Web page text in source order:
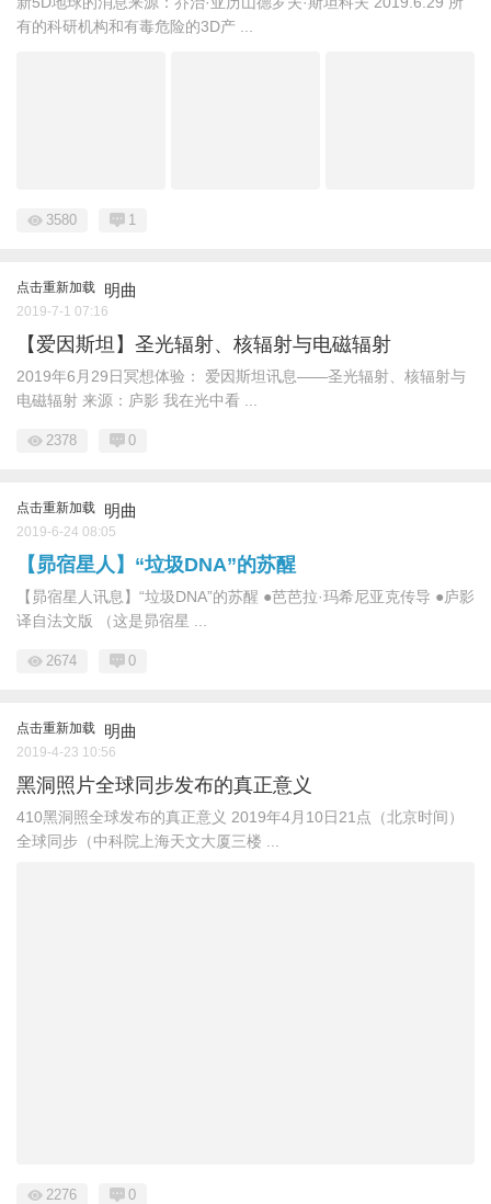
有的科研机构和有毒危险的3D产 ...
3580 1
点击重新加载 明曲
2019-7-1 07:16
【爱因斯坦】圣光辐射、核辐射与电磁辐射
2019年6月29日冥想体验： 爱因斯坦讯息——圣光辐射、核辐射与
电磁辐射 来源：庐影 我在光中看 ...
2378 0
点击重新加载 明曲
2019-6-24 08:05
【昴宿星人】“垃圾DNA”的苏醒
【昴宿星人讯息】“垃圾DNA”的苏醒 ●芭芭拉·玛希尼亚克传导 ●庐影
译自法文版 （这是昴宿星 ...
2674 0
点击重新加载 明曲
2019-4-23 10:56
黑洞照片全球同步发布的真正意义
410黑洞照全球发布的真正意义 2019年4月10日21点（北京时间）
全球同步（中科院上海天文大厦三楼 ...
2276 0